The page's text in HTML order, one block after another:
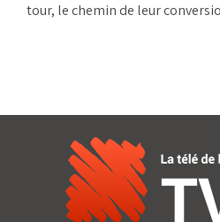
tour, le chemin de leur